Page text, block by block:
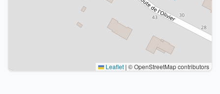
Leaflet | © OpenStreetMap contributors